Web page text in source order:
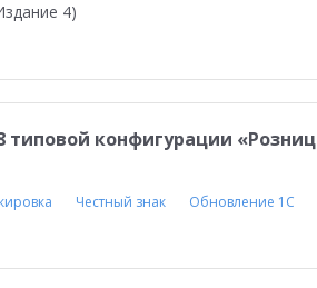
4)
типовой конфигурации
Честный знак Обновление 1С